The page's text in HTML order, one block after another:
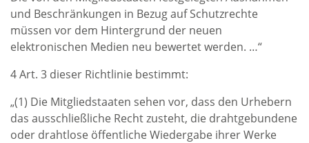
und Beschränkungen in Bezug auf Schutzrechte
müssen vor dem Hintergrund der neuen
elektronischen Medien neu bewertet werden. …“
4 Art. 3 dieser Richtlinie bestimmt:
„(1) Die Mitgliedstaaten sehen vor, dass den Urhebern
das ausschließliche Recht zusteht, die drahtgebundene
oder drahtlose öffentliche Wiedergabe ihrer Werke